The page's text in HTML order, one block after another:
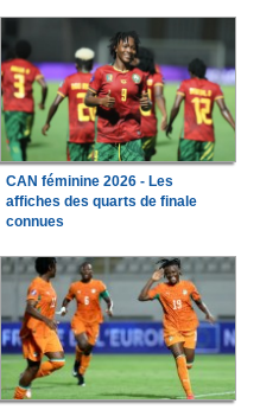
CAN féminine 2026 - Les
affiches des quarts de finale
connues